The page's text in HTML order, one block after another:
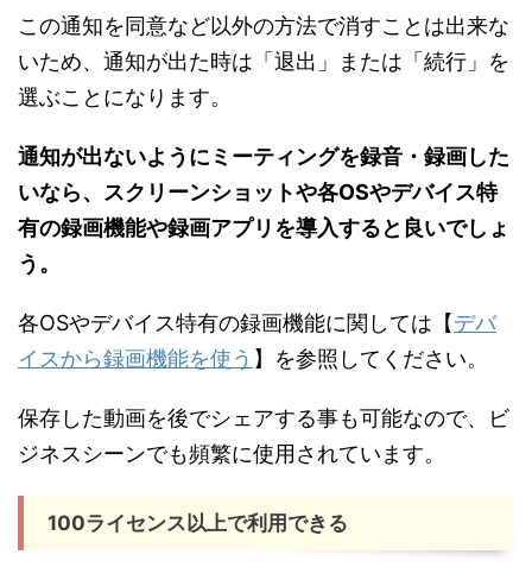
この通知を同意など以外の方法で消すことは出来な
いため、通知が出た時は「退出」または「続行」を
選ぶことになります。
通知が出ないようにミーティングを録音・録画した
いなら、スクリーンショットや各OSやデバイス特
有の録画機能や録画アプリを導入すると良いでしょ
う。
各OSやデバイス特有の録画機能に関しては【デバ
イスから録画機能を使う 】を参照してください。
保存した動画を後でシェアする事も可能なので、ビ
ジネスシーンでも頻繁に使用されています。
100ライセンス以上で利用できる